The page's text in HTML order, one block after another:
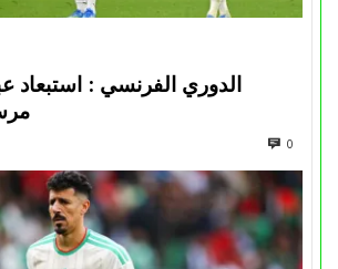
الدوري الفرنسي : استبعاد
0